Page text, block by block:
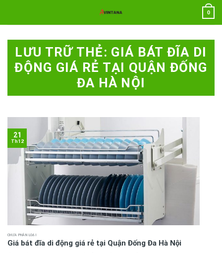
nội
0
LƯU TRỮ THẺ: GIÁ BÁT ĐĨA DI
ĐỘNG GIÁ RẺ TẠI QUẬN ĐỐNG
ĐA HÀ NỘI
CHƯA PHÂN LOẠI
Giá bát đĩa di động giá rẻ tại Quận Đống Đa Hà Nội
21
Th12